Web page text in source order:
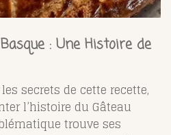
: Une Histoire de
secrets de cette recette,
l’histoire du Gâteau
trouve ses